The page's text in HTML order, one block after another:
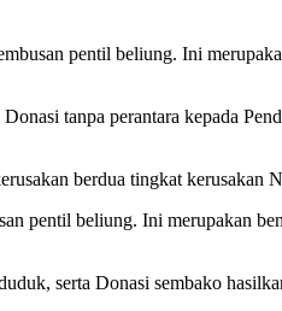
pentil beliung. Ini
tanpa perantara kepada
berdua tingkat kerusakan
pentil beliung. Ini merupakan
serta Donasi sembako